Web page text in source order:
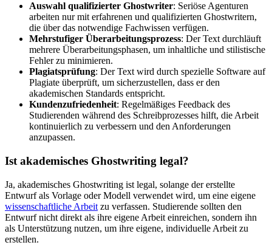
Auswahl qualifizierter Ghostwriter: Seriöse Agenturen
arbeiten nur mit erfahrenen und qualifizierten Ghostwritern,
die über das notwendige Fachwissen verfügen.
Mehrstufiger Überarbeitungsprozess: Der Text durchläuft
mehrere Überarbeitungsphasen, um inhaltliche und stilistische
Fehler zu minimieren.
Plagiatsprüfung: Der Text wird durch spezielle Software auf
Plagiate überprüft, um sicherzustellen, dass er den
akademischen Standards entspricht.
Kundenzufriedenheit: Regelmäßiges Feedback des
Studierenden während des Schreibprozesses hilft, die Arbeit
kontinuierlich zu verbessern und den Anforderungen
anzupassen.
Ist akademisches Ghostwriting legal?
Ja, akademisches Ghostwriting ist legal, solange der erstellte
Entwurf als Vorlage oder Modell verwendet wird, um eine eigene
wissenschaftliche Arbeit zu verfassen. Studierende sollten den
Entwurf nicht direkt als ihre eigene Arbeit einreichen, sondern ihn
als Unterstützung nutzen, um ihre eigene, individuelle Arbeit zu
erstellen.